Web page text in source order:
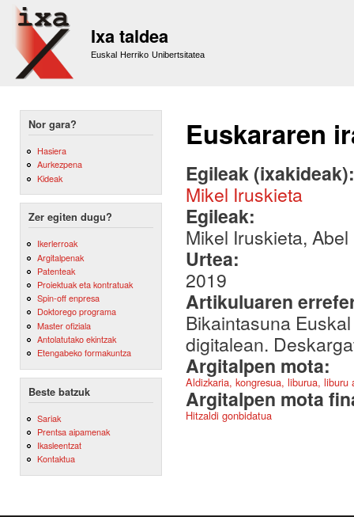
Ixa taldea
Euskal Herriko Unibertsitatea
Nor gara?
Hasiera
Aurkezpena
Kideak
Zer egiten dugu?
Ikerlerroak
Argitalpenak
Patenteak
Proiektuak eta kontratuak
Spin-off enpresa
Doktorego programa
Master ofiziala
Antolatutako ekintzak
Etengabeko formakuntza
Beste batzuk
Sariak
Prentsa aipamenak
Ikasleentzat
Kontaktua
Euskararen
Egileak
Mikel Iruskieta
Egileak:
Mikel Iruskieta,
Urtea:
2019
Artikuluaren
Bikaintasuna
digitalean.
Argitalpen mota:
Aldizkaria, kongresua, liburua,
Argitalpen mota
Hitzaldi gonbidatua